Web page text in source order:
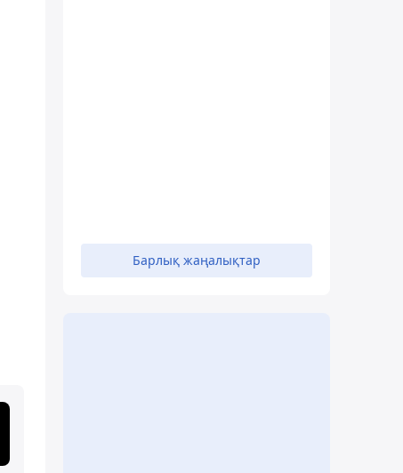
Барлық жаңалықтар